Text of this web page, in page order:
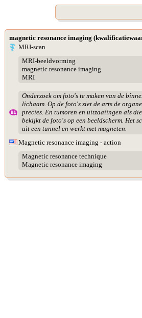
magnetic resonance imaging
MRI-scan
MRI-beeldvorming
magnetic resonance imaging
MRI
Onderzoek om foto's te maken van de
lichaam. Op de foto's ziet de arts de
precies. En tumoren en uitzaaiingen als
bekijkt de foto's op een beeldscherm. Het
uit een tunnel en werkt met magneten.
Magnetic resonance imaging - action
Magnetic resonance technique
Magnetic resonance imaging